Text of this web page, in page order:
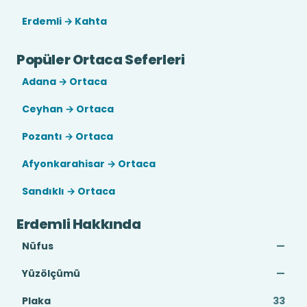
Erdemli → Kahta
Popüler Ortaca Seferleri
Adana → Ortaca
Ceyhan → Ortaca
Pozantı → Ortaca
Afyonkarahisar → Ortaca
Sandıklı → Ortaca
Erdemli Hakkında
Nüfus
—
Yüzölçümü
—
Plaka
33